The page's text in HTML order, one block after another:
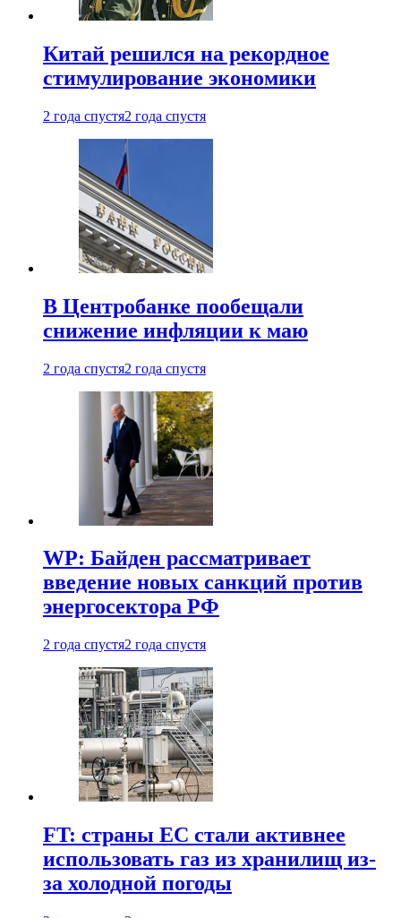
Китай решился на рекордное
стимулирование экономики
2 года спустя2 года спустя
В Центробанке пообещали
снижение инфляции к маю
2 года спустя2 года спустя
WP: Байден рассматривает
введение новых санкций против
энергосектора РФ
2 года спустя2 года спустя
FT: страны ЕС стали активнее
использовать газ из хранилищ из-
за холодной погоды